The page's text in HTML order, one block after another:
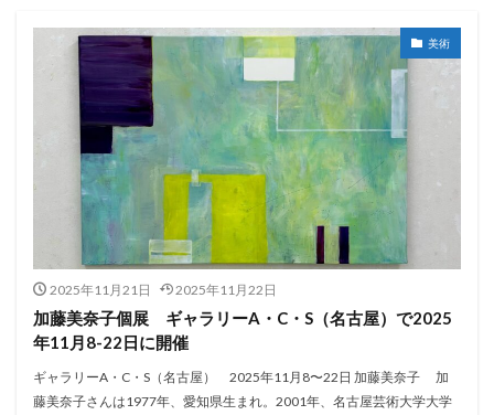
美術
2025年11月21日 2025年11月22日
加藤美奈子個展 ギャラリーA・C・S（名古屋）で2025
年11月8-22日に開催
ギャラリーA・C・S（名古屋） 2025年11月8〜22日 加藤美奈子 加
藤美奈子さんは1977年、愛知県生まれ。2001年、名古屋芸術大学大学